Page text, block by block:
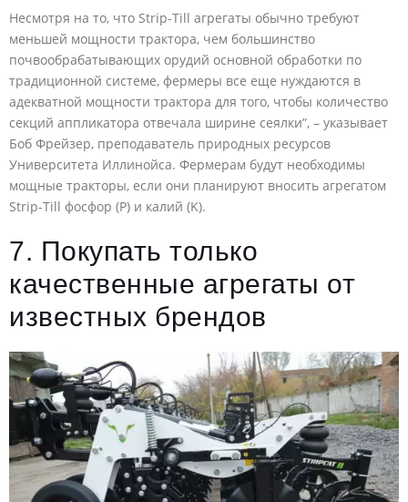
Несмотря на то, что Strip-Till агрегаты обычно требуют
меньшей мощности трактора, чем большинство
почвообрабатывающих орудий основной обработки по
традиционной системе, фермеры все еще нуждаются в
адекватной мощности трактора для того, чтобы количество
секций аппликатора отвечала ширине сеялки”, – указывает
Боб Фрейзер, преподаватель природных ресурсов
Университета Иллинойса. Фермерам будут необходимы
мощные тракторы, если они планируют вносить агрегатом
Strip-Till фосфор (P) и калий (K).
7. Покупать только
качественные агрегаты от
известных брендов